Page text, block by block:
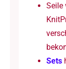
Seile
Sets